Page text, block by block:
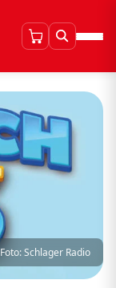
Foto: Schlager Radio